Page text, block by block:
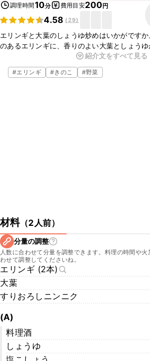
調理時間10分 費用目安200円
4.58 (29)
エリンギと大葉のしょうゆ炒めはいかがです
のあるエリンギに、香りのよい大葉としょう
ですよ。ぜひお試しください。紹介文をすべて見る
#エリンギ #きのこ #野菜
材料（2人前）
分量の調整
人数に合わせて分量を調整できます。料理の時間や
わせて調整してくださいね。
エリンギ (2本)
大葉
すりおろしニンニク
(A)
料理酒
しょうゆ